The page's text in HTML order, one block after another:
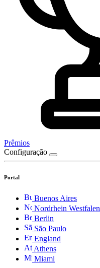
Prêmios
Configuração
Portal
Buenos Aires
Nordrhein Westfalen
Berlin
São Paulo
England
Athens
Miami